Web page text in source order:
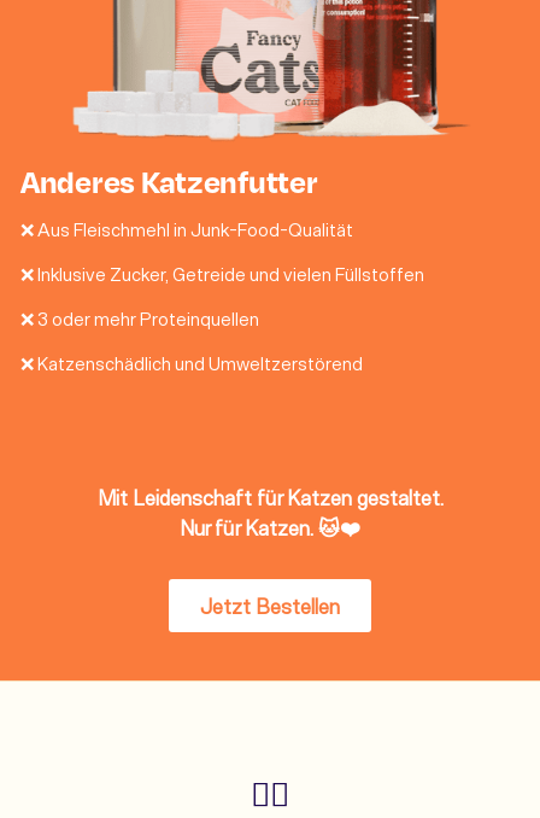
Anderes Katzenfutter
❌ Aus Fleischmehl in Junk-Food-Qualität
❌ Inklusive Zucker, Getreide und vielen Füllstoffen
❌ 3 oder mehr Proteinquellen
❌ Katzenschädlich und Umweltzerstörend
Mit Leidenschaft für Katzen gestaltet.
Nur für Katzen. 🐱❤️
Jetzt Bestellen
👩‍⚕️